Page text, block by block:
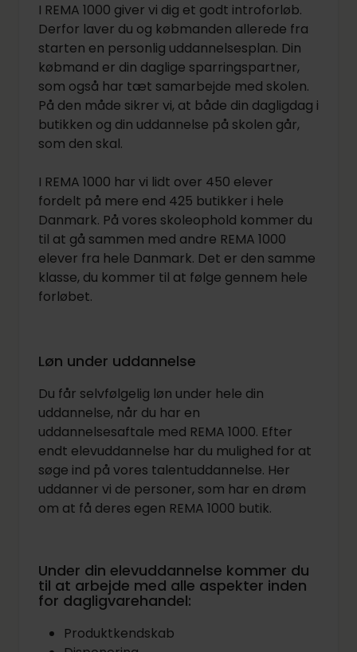
I REMA 1000 giver vi dig et godt introforløb.
Derfor laver du og købmanden allerede fra
starten en personlig uddannelsesplan. Din
købmand er din daglige sparringspartner,
som også har tæt samarbejde med skolen.
På den måde sikrer vi, at både din dagligdag i
butikken og din uddannelse på skolen går,
som den skal.
I REMA 1000 har vi lidt over 450 elever
fordelt på mere end 425 butikker i hele
Danmark. På vores skoleophold kommer du
til at gå sammen med andre REMA 1000
elever fra hele Danmark. Det er den samme
klasse, du kommer til at følge gennem hele
forløbet.
Løn under uddannelse
Du får selvfølgelig løn under hele din
uddannelse, når du har en
uddannelsesaftale med REMA 1000. Efter
endt elevuddannelse har du mulighed for at
søge ind på vores talentuddannelse. Her
uddanner vi de personer, som har en drøm
om at få deres egen REMA 1000 butik.
Under din elevuddannelse kommer du
til at arbejde med alle aspekter inden
for dagligvarehandel:
Produktkendskab